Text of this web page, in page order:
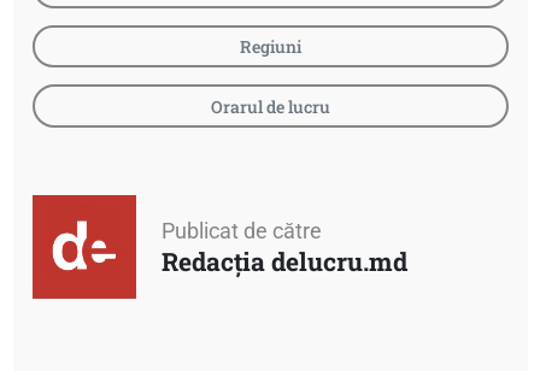
Regiuni
Orarul de lucru
Publicat de către
Redacția delucru.md